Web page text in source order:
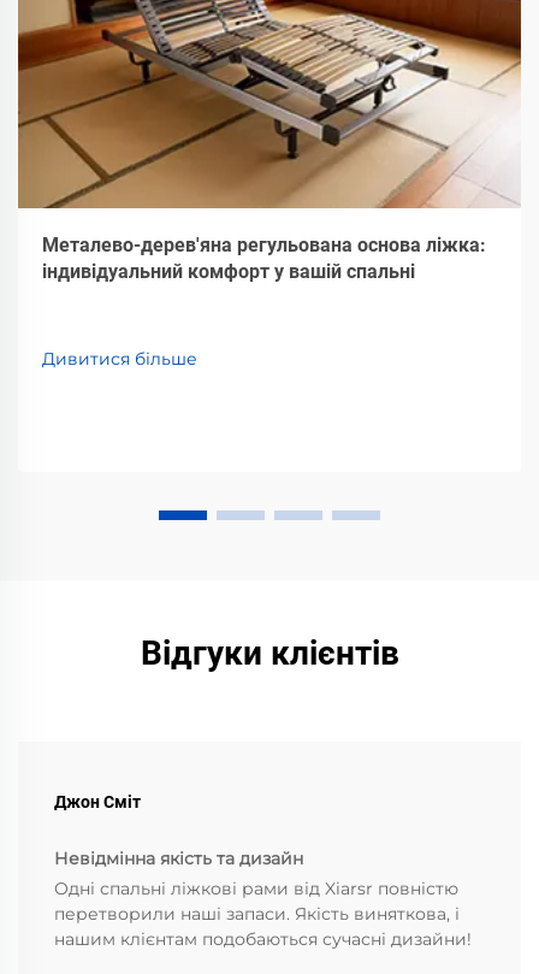
Металево-дерев'яна регульована основа ліжка:
індивідуальний комфорт у вашій спальні
Дивитися більше
Відгуки клієнтів
Джон Сміт
Невідмінна якість та дизайн
Одні спальні ліжкові рами від Xiarsr повністю
перетворили наші запаси. Якість виняткова, і
нашим клієнтам подобаються сучасні дизайни!